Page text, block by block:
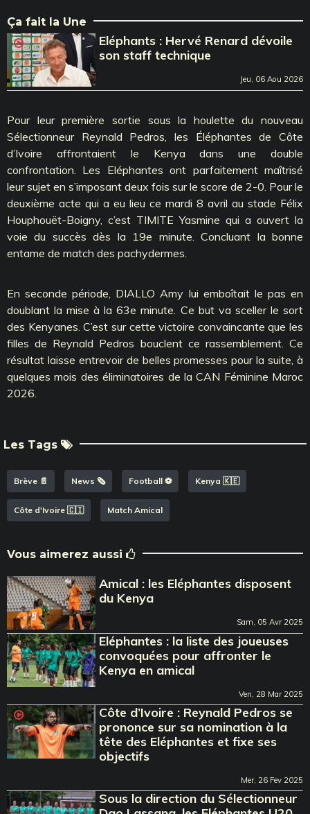
Ça fait la Une
Eléphants : Hervé Renard dévoile
son staff technique
Jeu, 06 Aou 2026
Pour leur première sortie sous la houlette du nouveau
Sélectionneur Reynald Pedros, les Éléphantes de Côte
d’Ivoire affrontaient le Kenya dans une double
confrontation. Les Eléphantes ont parfaitement maîtrisé
leur sujet en s’imposant deux fois sur le score de 2-0. Pour le
deuxième acte qui a eu lieu ce mardi 8 avril au stade Félix
Houphouët-Boigny, c’est TIMITE Yasmine qui a ouvert la
voie du succès dès la 19e minute. Concluant la bonne
entame de match des pachydermes.
En seconde période, DIALLO Amy lui emboîtait le pas en
doublant la mise à la 63e minute. Ce but va sceller le sort
des Kenyanes. C’est sur cette victoire convaincante que les
filles de Reynald Pedros bouclent ce rassemblement. Ce
résultat laisse entrevoir de belles promesses pour la suite, à
quelques mois des éliminatoires de la CAN Féminine Maroc
2026.
Les Tags
Brève 📄 News 🗞️ Football ⚽️ Kenya 🇰🇪
Côte d'Ivoire 🇨🇮 Match Amical
Vous aimerez aussi
Amical : les Eléphantes disposent
du Kenya
Sam, 05 Avr 2025
Eléphantes : la liste des joueuses
convoquées pour affronter le
Kenya en amical
Ven, 28 Mar 2025
Côte d’Ivoire : Reynald Pedros se
prononce sur sa nomination à la
tête des Eléphantes et fixe ses
objectifs
Mer, 26 Fev 2025
Sous la direction du Sélectionneur